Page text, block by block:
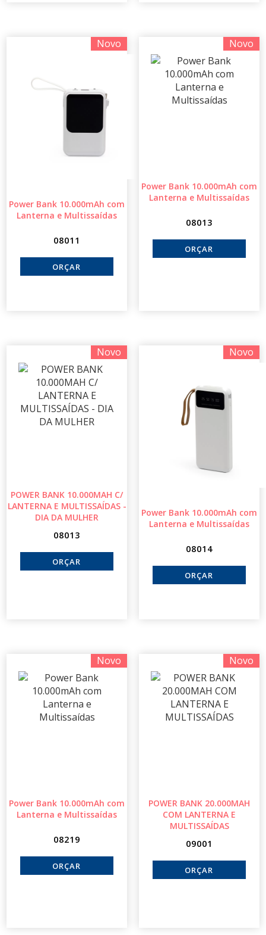
Novo
Power Bank 10.000mAh com
Lanterna e Multissaídas
08011
Novo
Power Bank 10.000mAh com
Lanterna e Multissaídas
08013
Novo
POWER BANK 10.000MAH C/
LANTERNA E MULTISSAÍDAS -
DIA DA MULHER
08013
Novo
Power Bank 10.000mAh com
Lanterna e Multissaídas
08014
Novo
Power Bank 10.000mAh com
Lanterna e Multissaídas
08219
Novo
POWER BANK 20.000MAH
COM LANTERNA E
MULTISSAÍDAS
09001